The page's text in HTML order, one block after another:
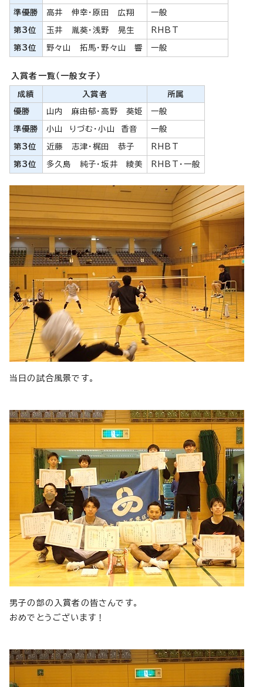
準優勝 高井 伸幸・原田 広翔 一般
第3位 玉井 胤葵・浅野 晃生 RHBT
第3位 野々山 拓馬・野々山 響 一般
入賞者一覧（一般女子）
成績 入賞者 所属
優勝 山内 麻由郁・高野 葵姫 一般
準優勝 小山 りづむ・小山 香音 一般
第3位 近藤 志津・梶田 恭子 RHBT
第3位 多久島 純子・坂井 綾美 RHBT・一般
当日の試合風景です。
男子の部の入賞者の皆さんです。
おめでとうございます！